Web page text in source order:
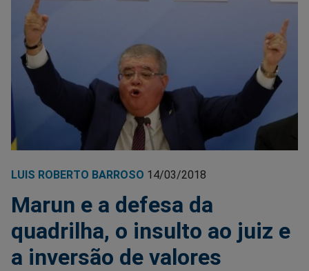
LUIS ROBERTO BARROSO 14/03/2018
Marun e a defesa da
quadrilha, o insulto ao juiz e
a inversão de valores